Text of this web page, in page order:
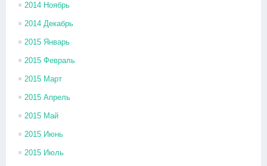
2014 Ноябрь
2014 Декабрь
2015 Январь
2015 Февраль
2015 Март
2015 Апрель
2015 Май
2015 Июнь
2015 Июль